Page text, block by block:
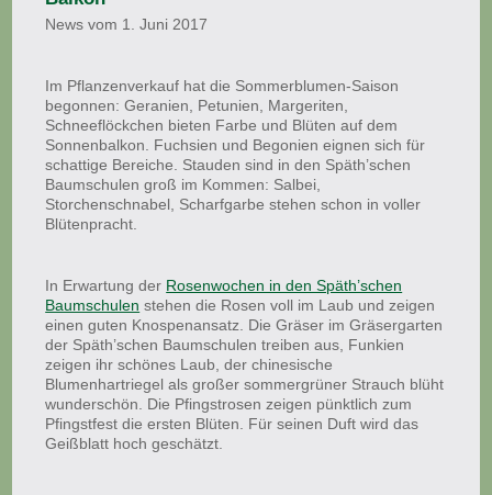
News vom 1. Juni 2017
Im Pflanzenverkauf hat die Sommerblumen-Saison
begonnen: Geranien, Petunien, Margeriten,
Schneeflöckchen bieten Farbe und Blüten auf dem
Sonnenbalkon. Fuchsien und Begonien eignen sich für
schattige Bereiche. Stauden sind in den Späth’schen
Baumschulen groß im Kommen: Salbei,
Storchenschnabel, Scharfgarbe stehen schon in voller
Blütenpracht.
In Erwartung der Rosenwochen in den Späth’schen
Baumschulen stehen die Rosen voll im Laub und zeigen
einen guten Knospenansatz. Die Gräser im Gräsergarten
der Späth’schen Baumschulen treiben aus, Funkien
zeigen ihr schönes Laub, der chinesische
Blumenhartriegel als großer sommergrüner Strauch blüht
wunderschön. Die Pfingstrosen zeigen pünktlich zum
Pfingstfest die ersten Blüten. Für seinen Duft wird das
Geißblatt hoch geschätzt.